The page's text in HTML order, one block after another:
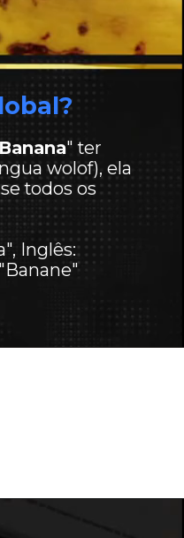
Banana" ter
wolof), ela
todos os
Inglês: